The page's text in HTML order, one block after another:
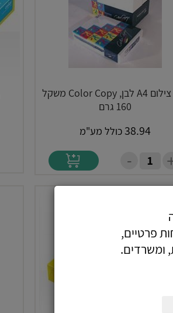
נייר צילום A4 לבן, Color Copy משקל
160 גרם
38.94 כולל מע"מ
-
פרטיים,
ומשרדים.